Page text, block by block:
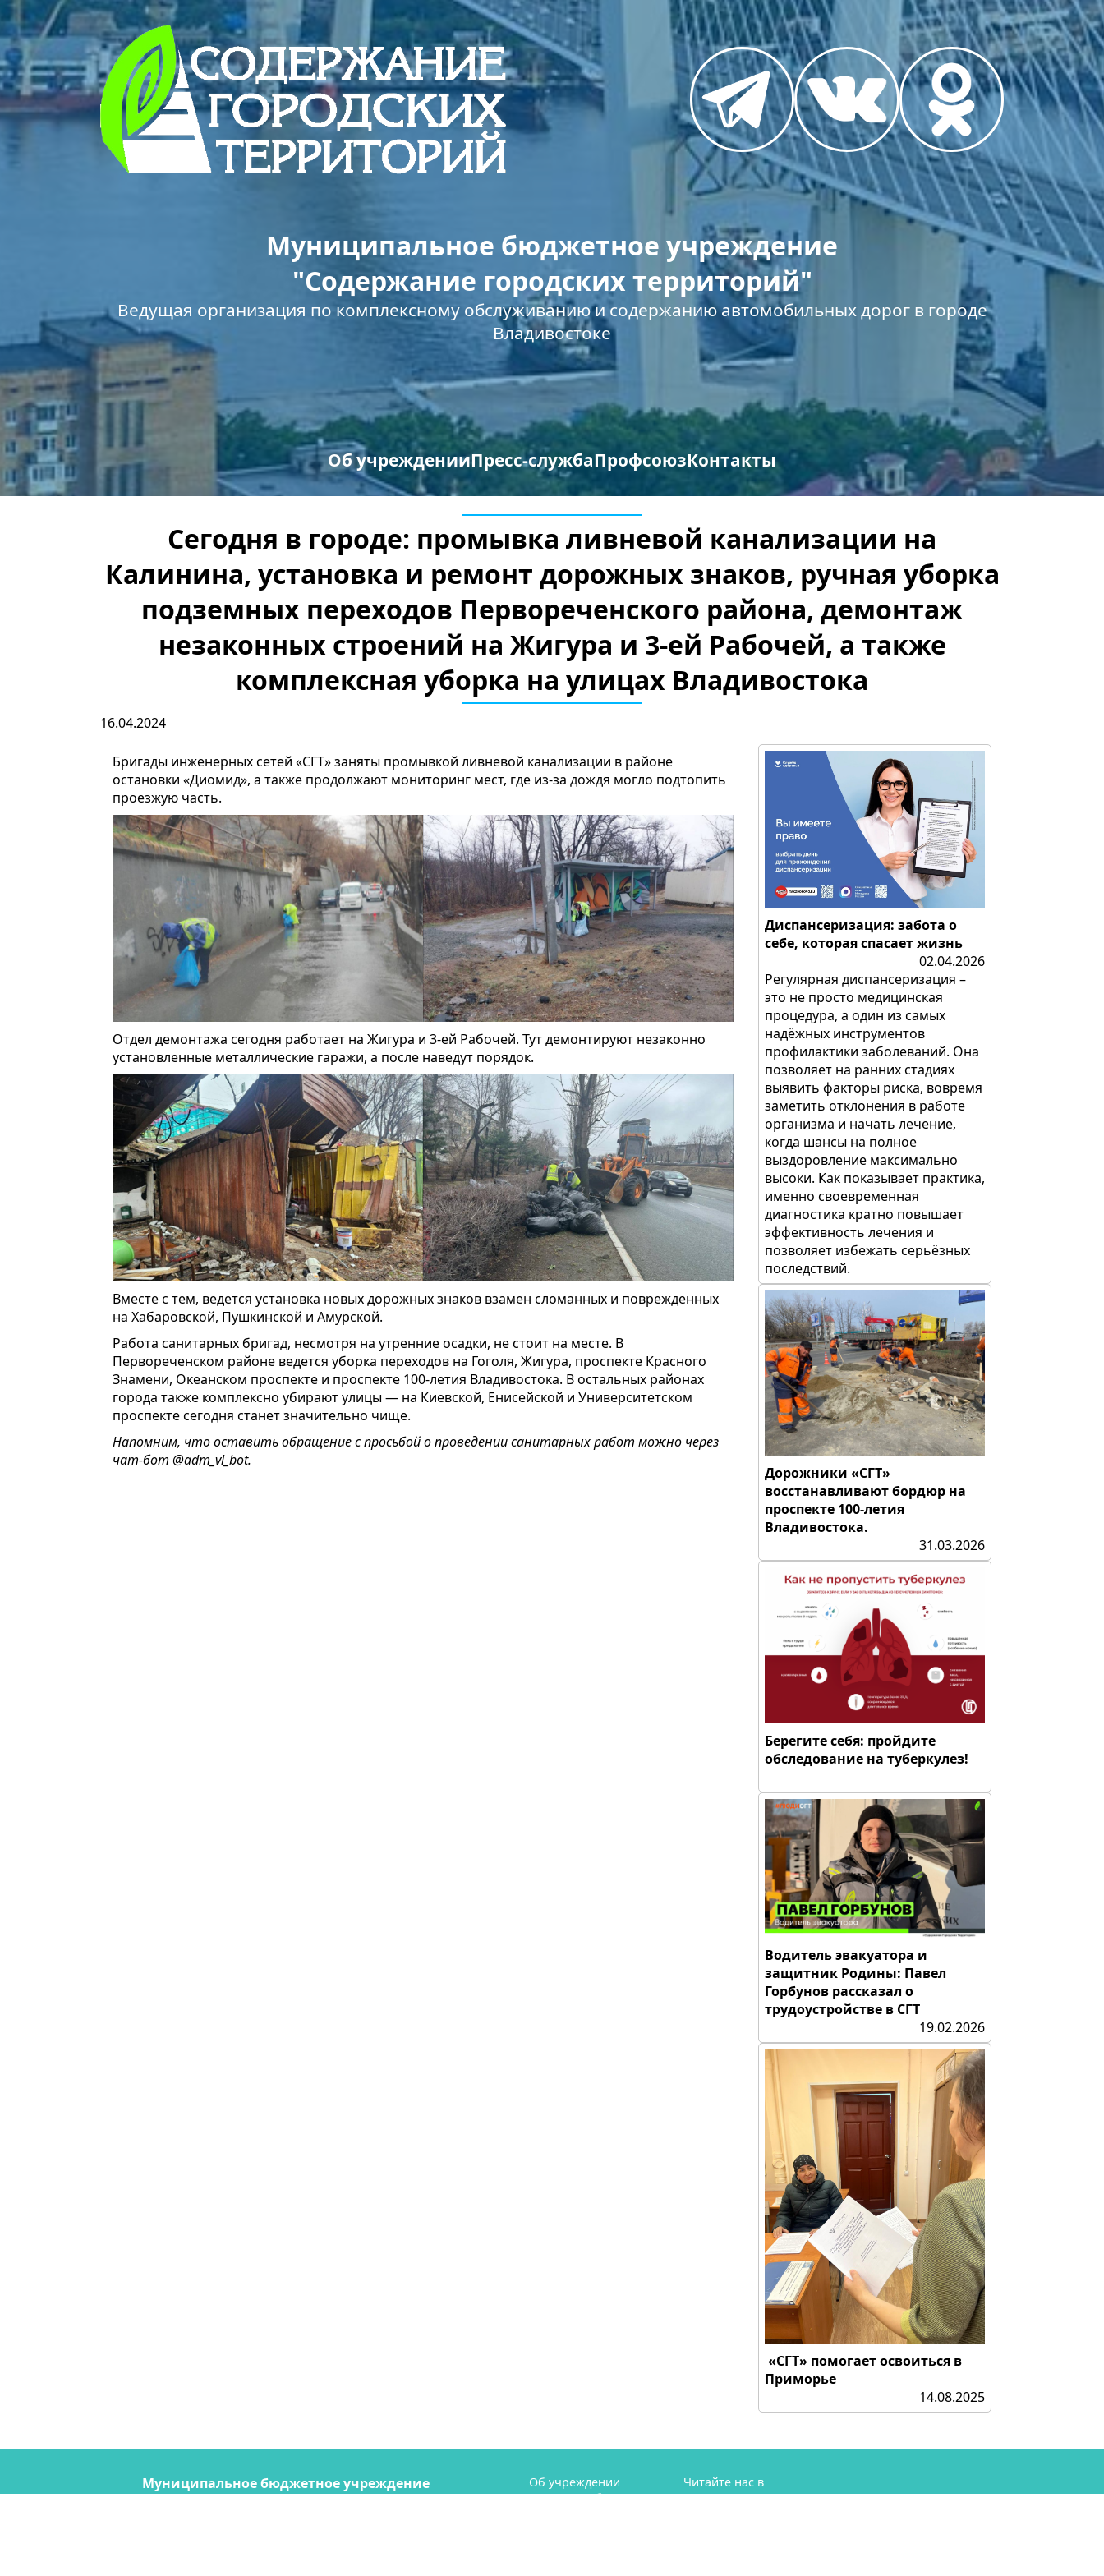
Муниципальное бюджетное учреждение
"Содержание городских территорий"
Ведущая организация по комплексному обслуживанию и содержанию автомобильных дорог в городе
Владивостоке
Об учрежденииПресс-службаПрофсоюзКонтакты
Сегодня в городе: промывка ливневой канализации на
Калинина, установка и ремонт дорожных знаков, ручная уборка
подземных переходов Первореченского района, демонтаж
незаконных строений на Жигура и 3-ей Рабочей, а также
комплексная уборка на улицах Владивостока
16.04.2024
Бригады инженерных сетей «СГТ» заняты промывкой ливневой канализации в районе
остановки «Диомид», а также продолжают мониторинг мест, где из-за дождя могло подтопить
проезжую часть.
Отдел демонтажа сегодня работает на Жигура и 3-ей Рабочей. Тут демонтируют незаконно
установленные металлические гаражи, а после наведут порядок.
Вместе с тем, ведется установка новых дорожных знаков взамен сломанных и поврежденных
на Хабаровской, Пушкинской и Амурской.
Работа санитарных бригад, несмотря на утренние осадки, не стоит на месте. В
Первореченском районе ведется уборка переходов на Гоголя, Жигура, проспекте Красного
Знамени, Океанском проспекте и проспекте 100-летия Владивостока. В остальных районах
города также комплексно убирают улицы — на Киевской, Енисейской и Университетском
проспекте сегодня станет значительно чище.
Напомним, что оставить обращение с просьбой о проведении санитарных работ можно через
чат-бот @adm_vl_bot.
Диспансеризация: забота о
себе, которая спасает жизнь
02.04.2026
Регулярная диспансеризация –
это не просто медицинская
процедура, а один из самых
надёжных инструментов
профилактики заболеваний. Она
позволяет на ранних стадиях
выявить факторы риска, вовремя
заметить отклонения в работе
организма и начать лечение,
когда шансы на полное
выздоровление максимально
высоки. Как показывает практика,
именно своевременная
диагностика кратно повышает
эффективность лечения и
позволяет избежать серьёзных
последствий.
Дорожники «СГТ»
восстанавливают бордюр на
проспекте 100-летия
Владивостока.
31.03.2026
Берегите себя: пройдите
обследование на туберкулез!
Водитель эвакуатора и
защитник Родины: Павел
Горбунов рассказал о
трудоустройстве в СГТ
19.02.2026
«СГТ» помогает освоиться в
Приморье
14.08.2025
Муниципальное бюджетное учреждение
Об учреждении
Пресс-служба
Читайте нас в
телеграме